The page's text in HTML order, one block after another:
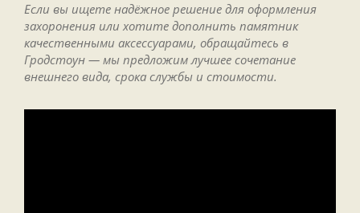
Если вы ищете надёжное решение для оформления
захоронения или хотите дополнить памятник
качественными аксессуарами, обращайтесь в
Гродстоун — мы предложим лучшее сочетание
внешнего вида, срока службы и стоимости.